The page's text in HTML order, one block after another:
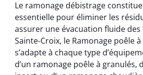
Le ramonage débistrage
essentielle pour éliminer les
assurer une évacuation fluide des
Sainte-Croix, le Ramonage poêle
s’adapte à chaque type
d’un ramonage poêle à granulés,